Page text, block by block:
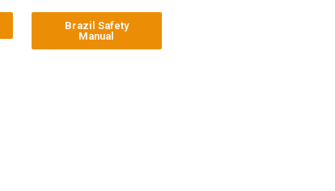
Brazil Safety
Manual